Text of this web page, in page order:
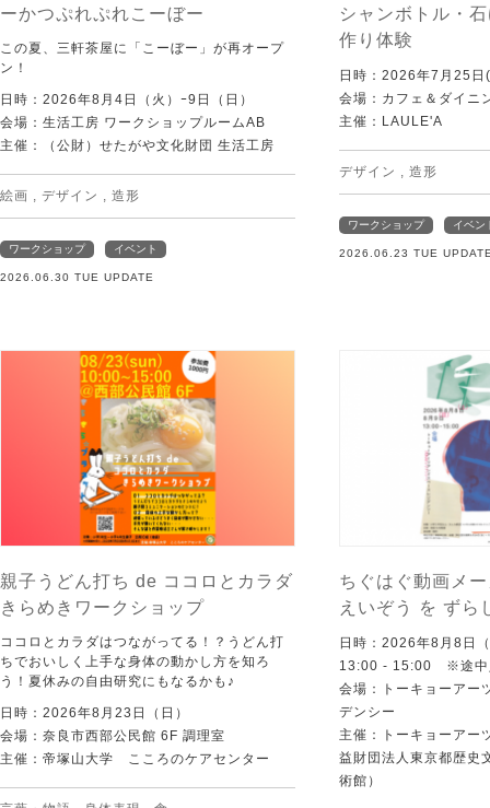
ーかつぷれぷれこーぼー
この夏、三軒茶屋に「こーぼー」が再オープ
ン！
日時：2026年8月4日（火）ｰ9日（日）
会場：生活工房 ワークショップルームAB
主催：（公財）せたがや文化財団 生活工房
絵画 デザイン 造形
ワークショップ イベント
2026.06.30 TUE UPDATE
シャンボトル・
作り体験
日時：2026年7月25
会場：カフェ＆ダイ
主催：LAULE'A
デザイン 造形
ワークショップ イベン
2026.06.23 TUE
親子うどん打ち de ココロとカラダ
きらめきワークショップ
ココロとカラダはつながってる！？うどん打
ちでおいしく上手な身体の動かし方を知ろ
う！夏休みの自由研究にもなるかも♪
日時：2026年8月23日（日）
会場：奈良市西部公民館 6F 調理室
主催：帝塚山大学 こころのケアセンター
ちぐはぐ動画メ
えいぞう を ず
日時：2026年8月8日
13:00 - 15:00 ※途中
会場：トーキョーアー
デンシー
主催：トーキョーアー
益財団法人東京都歴史
術館）